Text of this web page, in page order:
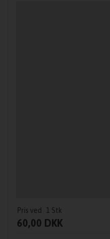
Pris ved 1 Stk
60,00 DKK